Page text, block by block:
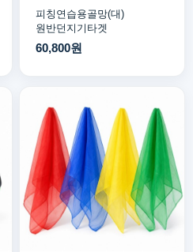
피칭연습용골망(대)
원반던지기타겟
60,800원